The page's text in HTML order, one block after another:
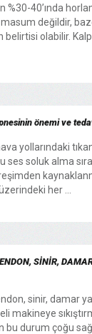
%30-40’ında
değildir,
belirtisi olabilir.
önemi ve
yollarındaki
ses soluk alma
her ...
SİNİR,
sinir, damar
makineye
bu durum çoğu